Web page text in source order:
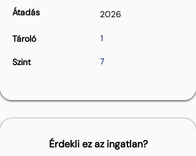
Átadás 2026
Tároló 1
Szint 7
Érdekli ez az ingatlan?